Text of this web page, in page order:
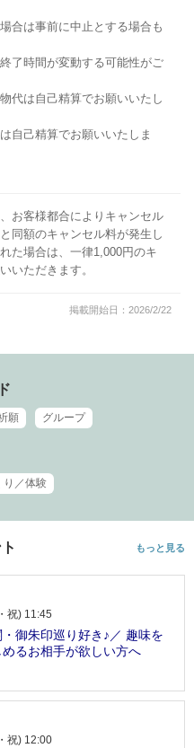
合は事前に中止とする場合も
了時間が変動する可能性がご
代は自己精算でお願いいたし
自己精算でお願いいたしま
お客様都合によりキャンセル
同額のキャンセル料が発生し
た場合は、一律1,000円のキ
いただきます。
掲載開始日：2026/2/22
願 グループ
り／体験
もっと見る
祝) 11:45
・御朱印巡り好き♪／ 趣味を
るお相手が欲しい方へ
祝) 12:00